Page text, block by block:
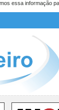
essa informação